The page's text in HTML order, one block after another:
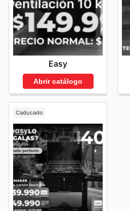
Easy
Abrir catálogo
Caducado